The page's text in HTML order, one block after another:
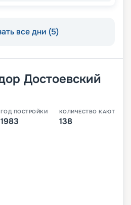
все дни (5)
Достоевский
ГОД ПОСТРОЙКИ
1983
КОЛИЧЕСТВО КАЮТ
138